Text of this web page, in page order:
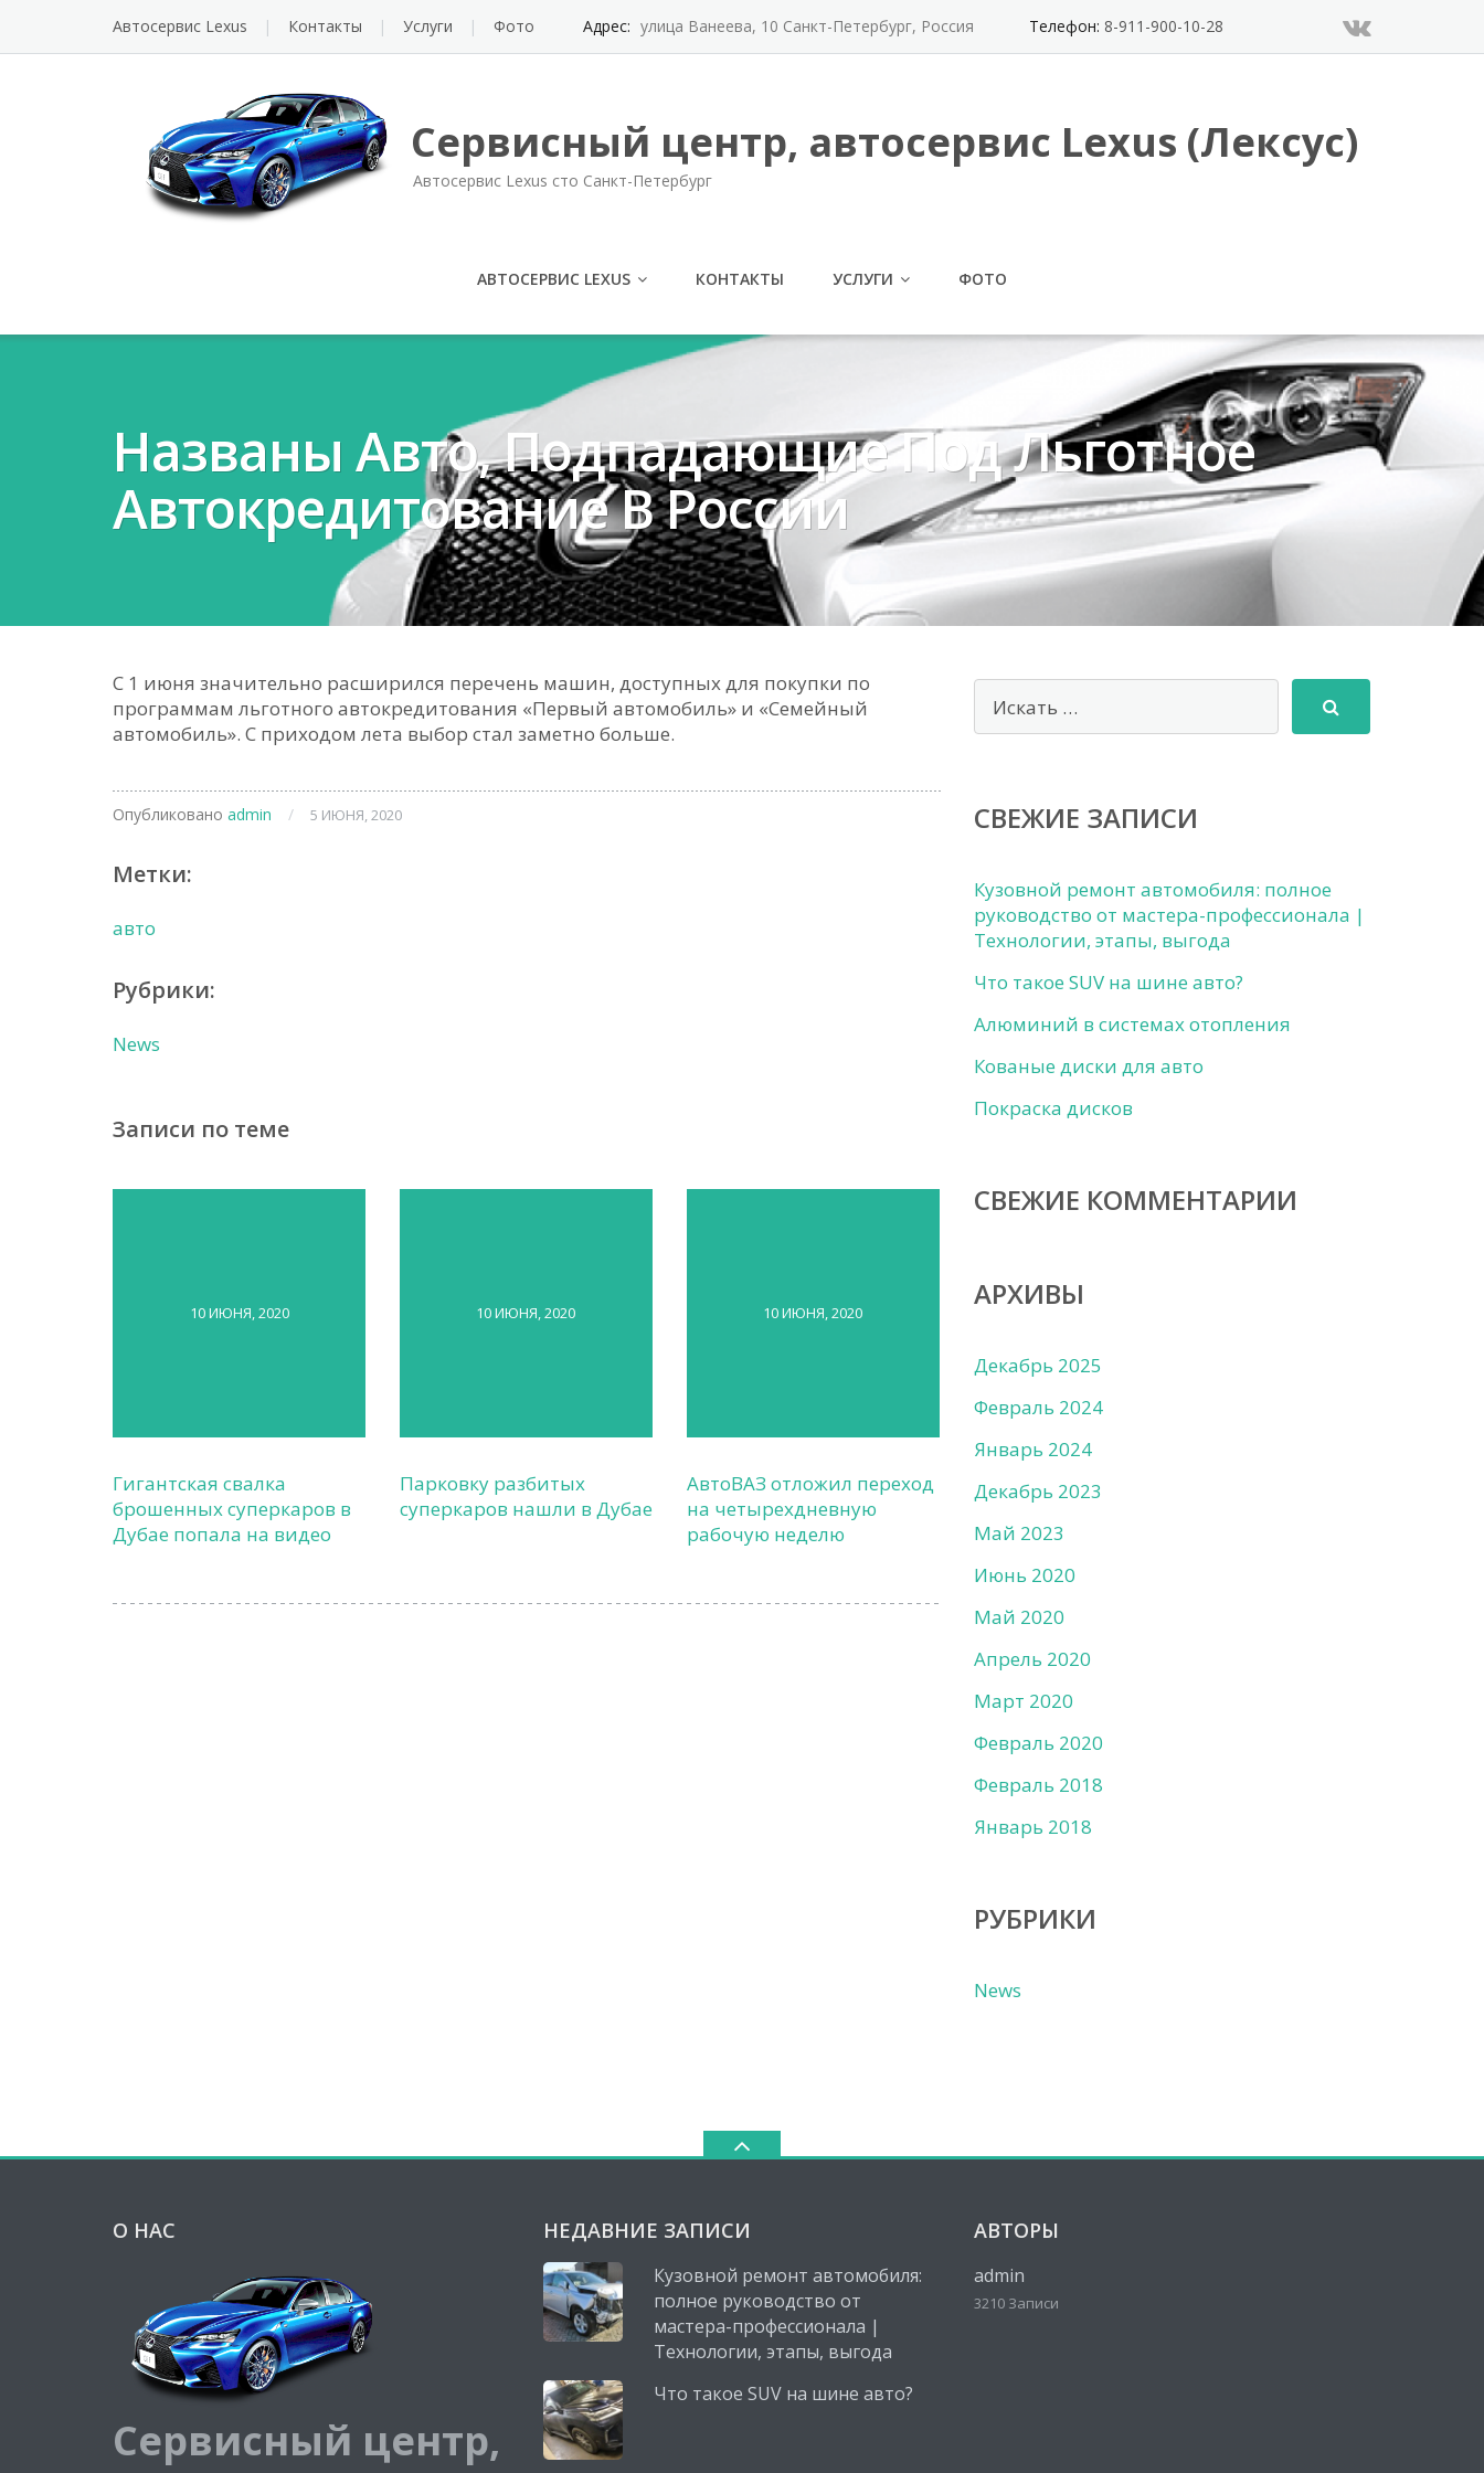
Автосервис Lexus Контакты Услуги Фото Адрес: улица Ванеева, 10 Санкт-Петербург, Россия Телефон: 8-911-900-10-28
Сервисный центр, автосервис Lexus (Лексус)
Автосервис Lexus сто Санкт-Петербург
АВТОСЕРВИС LEXUS КОНТАКТЫ УСЛУГИ ФОТО
Названы Авто, Подпадающие Под Льготное
Автокредитование В России
С 1 июня значительно расширился перечень машин, доступных для покупки по
программам льготного автокредитования «Первый автомобиль» и «Семейный
автомобиль». С приходом лета выбор стал заметно больше.
Опубликовано admin / 5 ИЮНЯ, 2020
Метки:
авто
Рубрики:
News
Записи по теме
10 ИЮНЯ, 2020
Гигантская свалка
брошенных суперкаров в
Дубае попала на видео
10 ИЮНЯ, 2020
Парковку разбитых
суперкаров нашли в Дубае
10 ИЮНЯ, 2020
АвтоВАЗ отложил переход
на четырехдневную
рабочую неделю
СВЕЖИЕ ЗАПИСИ
Кузовной ремонт автомобиля: полное
руководство от мастера-профессионала |
Технологии, этапы, выгода
Что такое SUV на шине авто?
Алюминий в системах отопления
Кованые диски для авто
Покраска дисков
СВЕЖИЕ КОММЕНТАРИИ
АРХИВЫ
Декабрь 2025
Февраль 2024
Январь 2024
Декабрь 2023
Май 2023
Июнь 2020
Май 2020
Апрель 2020
Март 2020
Февраль 2020
Февраль 2018
Январь 2018
РУБРИКИ
News
О НАС
Сервисный центр,
НЕДАВНИЕ ЗАПИСИ
Кузовной ремонт автомобиля:
полное руководство от
мастера-профессионала |
Технологии, этапы, выгода
Что такое SUV на шине авто?
АВТОРЫ
admin
3210 Записи